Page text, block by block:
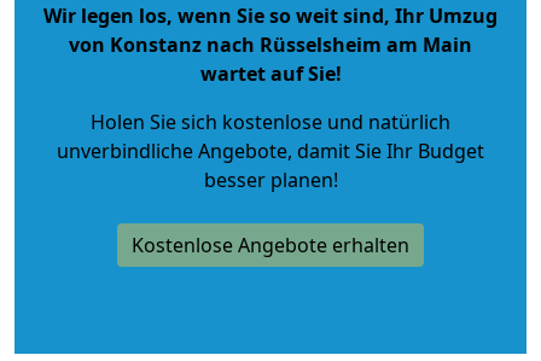
Wir legen los, wenn Sie so weit sind, Ihr Umzug
von Konstanz nach Rüsselsheim am Main
wartet auf Sie!
Holen Sie sich kostenlose und natürlich
unverbindliche Angebote, damit Sie Ihr Budget
besser planen!
Kostenlose Angebote erhalten